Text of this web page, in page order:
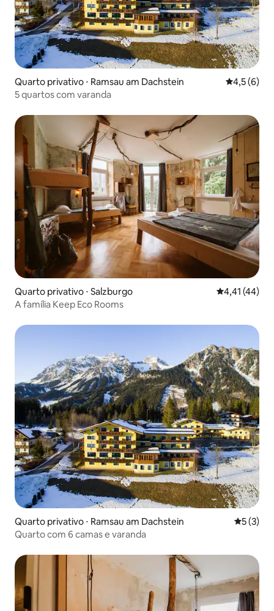
Quarto privativo ⋅ Ramsau am Dachstein 4,5 de
4,5 (6)
5 quartos com varanda
Quarto privativo ⋅ Salzburgo 4,41 de uma
4,41 (44)
A família Keep Eco Rooms
Quarto privativo ⋅ Ramsau am Dachstein 5 de
5 (3)
Quarto com 6 camas e varanda